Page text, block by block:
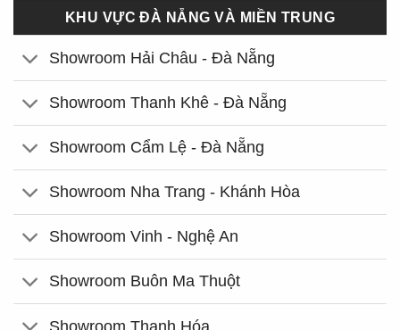
KHU VỰC ĐÀ NẴNG VÀ MIỀN TRUNG
Showroom Hải Châu - Đà Nẵng
Showroom Thanh Khê - Đà Nẵng
Showroom Cẩm Lệ - Đà Nẵng
Showroom Nha Trang - Khánh Hòa
Showroom Vinh - Nghệ An
Showroom Buôn Ma Thuột
Showroom Thanh Hóa